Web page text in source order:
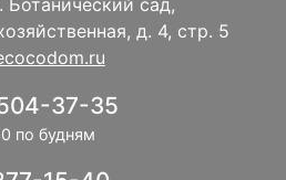
д. 4, стр. 5
37-35
по будням